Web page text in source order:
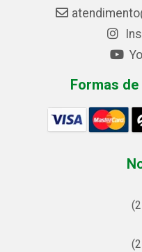
Formas